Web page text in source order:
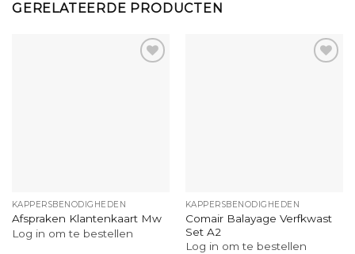
GERELATEERDE PRODUCTEN
KAPPERSBENODIGHEDEN
Afspraken Klantenkaart Mw
Log in om te bestellen
KAPPERSBENODIGHEDEN
Comair Balayage Verfkwast
Set A2
Log in om te bestellen